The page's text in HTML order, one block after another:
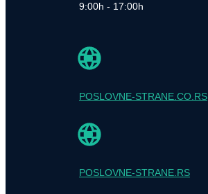
9:00h - 17:00h
POSLOVNE-STRANE.CO.RS
POSLOVNE-STRANE.RS